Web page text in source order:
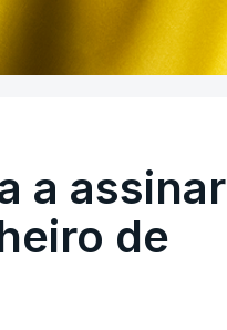
a assinar
de